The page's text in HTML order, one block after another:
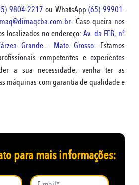
9804-2217 ou WhatsApp(65) 99901-
. Caso queira nos
localizados no endereço:Av. da FEB, nº
Grande - Mato Grosso. Estamos
competentes e experientes
a sua necessidade, venha ter as
máquinas com garantia de qualidade e
para mais informações: